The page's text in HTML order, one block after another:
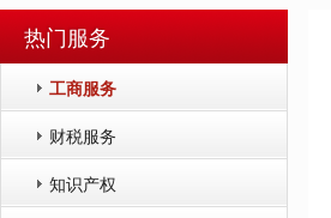
热门服务
工商服务
财税服务
知识产权